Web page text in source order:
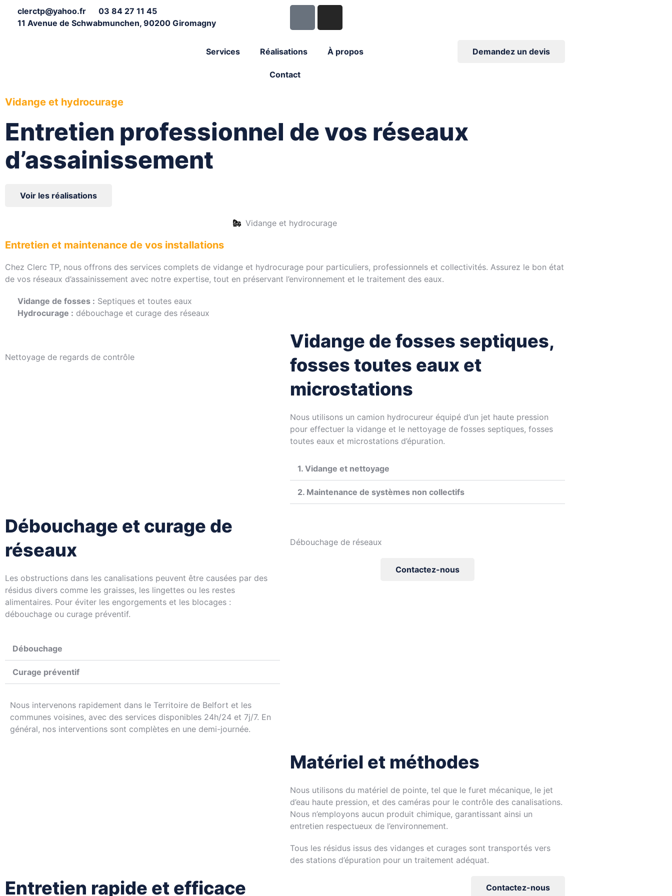
clerctp@yahoo.fr
03 84 27 11 45
11 Avenue de Schwabmunchen, 90200 Giromagny
Services Réalisations À propos
Contact
Demandez un devis
Vidange et hydrocurage
Entretien professionnel de vos réseaux
d’assainissement
Voir les réalisations
Vidange et hydrocurage
Entretien et maintenance de vos installations
Chez Clerc TP, nous offrons des services complets de vidange et hydrocurage pour particuliers, professionnels et collectivités. Assurez le bon état
de vos réseaux d’assainissement avec notre expertise, tout en préservant l’environnement et le traitement des eaux.
Vidange de fosses : Septiques et toutes eaux
Hydrocurage : débouchage et curage des réseaux
Nettoyage de regards de contrôle
Vidange de fosses septiques,
fosses toutes eaux et
microstations
Nous utilisons un camion hydrocureur équipé d’un jet haute pression
pour effectuer la vidange et le nettoyage de fosses septiques, fosses
toutes eaux et microstations d’épuration.
1. Vidange et nettoyage
2. Maintenance de systèmes non collectifs
Débouchage et curage de
réseaux
Les obstructions dans les canalisations peuvent être causées par des
résidus divers comme les graisses, les lingettes ou les restes
alimentaires. Pour éviter les engorgements et les blocages :
débouchage ou curage préventif.
Débouchage
Curage préventif
Nous intervenons rapidement dans le Territoire de Belfort et les
communes voisines, avec des services disponibles 24h/24 et 7j/7. En
général, nos interventions sont complètes en une demi-journée.
Débouchage de réseaux
Contactez-nous
Matériel et méthodes
Nous utilisons du matériel de pointe, tel que le furet mécanique, le jet
d’eau haute pression, et des caméras pour le contrôle des canalisations.
Nous n’employons aucun produit chimique, garantissant ainsi un
entretien respectueux de l’environnement.
Tous les résidus issus des vidanges et curages sont transportés vers
des stations d’épuration pour un traitement adéquat.
Entretien rapide et efficace Contactez-nous